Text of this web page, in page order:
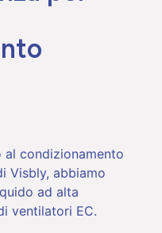
condizionamento
Visbly, abbiamo
ad alta
ventilatori EC.